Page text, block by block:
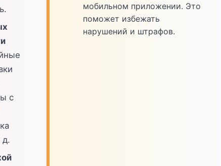
с
д.
мобильном приложении. Это
поможет избежать
нарушений и штрафов.